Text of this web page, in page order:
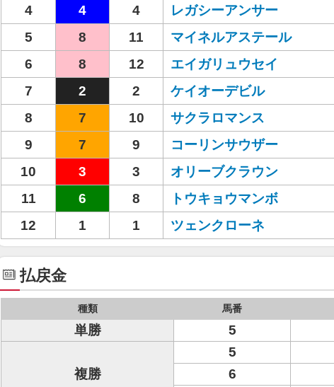
4
4 4 レガシーアンサー
5
8 11 マイネルアステール
6
8 12 エイガリュウセイ
7
2 2 ケイオーデビル
8
7 10 サクラロマンス
9
7 9 コーリンサウザー
10
3 3 オリーブクラウン
11
6 8 トウキョウマンボ
12
1 1 ツェンクローネ
払戻金
種類 馬番
単勝 5
複勝
5
6